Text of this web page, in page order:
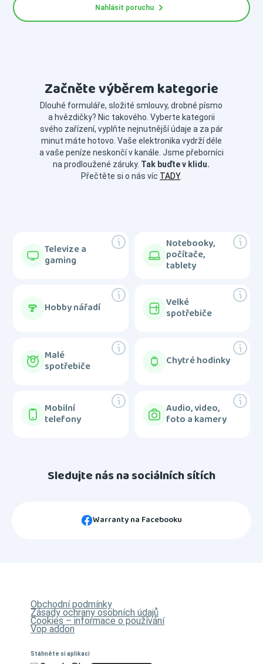
Nahlásit poruchu
Začněte výběrem kategorie
Dlouhé formuláře, složité smlouvy, drobné písmo
a hvězdičky? Nic takového. Vyberte kategorii
svého zařízení, vyplňte nejnutnější údaje a za pár
minut máte hotovo. Vaše elektronika vydrží déle
a vaše peníze neskončí v kanále. Jsme přeborníci
na prodloužené záruky. Tak buďte v klidu.
Přečtěte si o nás víc TADY.
Televize a
gaming
Notebooky,
počítače,
tablety
Hobby nářadí Velké
spotřebiče
Malé
spotřebiče Chytré hodinky
Mobilní
telefony
Audio, video,
foto a kamery
Sledujte nás na sociálních sítích
Warranty na Facebooku
Obchodní podmínky
Zásady ochrany osobních údajů
Cookies – informace o používání
Vop addon
Stáhněte si aplikaci